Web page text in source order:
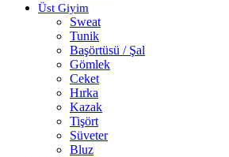
Üst Giyim
Sweat
Tunik
Başörtüsü / Şal
Gömlek
Ceket
Hırka
Kazak
Tişört
Süveter
Bluz